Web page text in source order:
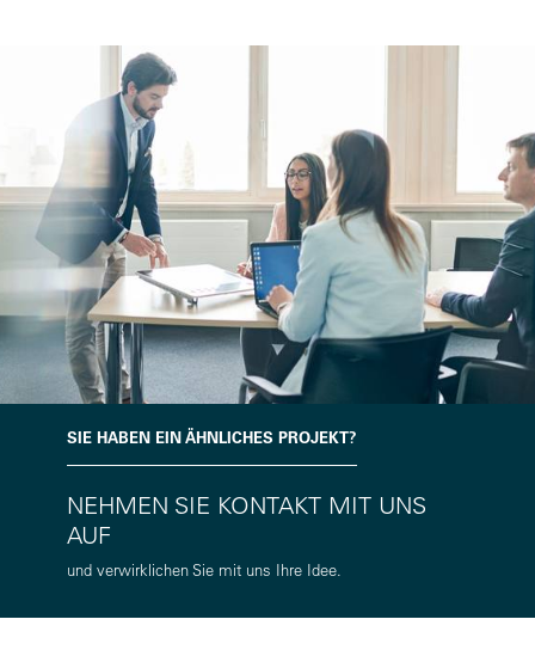
SIE HABEN EIN ÄHNLICHES PROJEKT?
NEHMEN SIE KONTAKT MIT UNS
AUF
und verwirklichen Sie mit uns Ihre Idee.